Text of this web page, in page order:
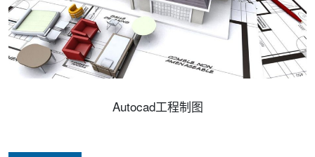
Autocad工程制图